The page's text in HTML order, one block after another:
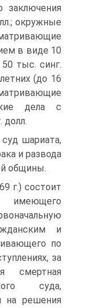
заключения
окружные
в виде 10
тыс. синг.
(до 16
дела с
долл.
шариата,
и развода
общины.
г.) состоит
и
по
за
смертная
суда,
на решения